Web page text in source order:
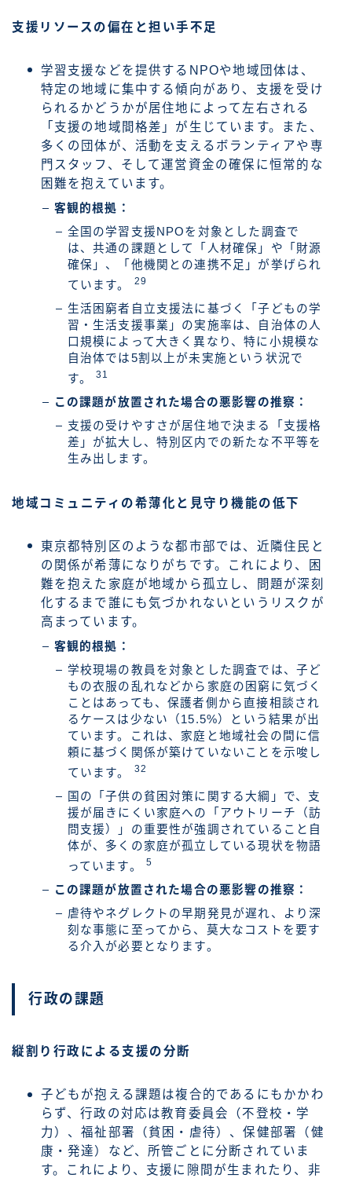
支援リソースの偏在と担い手不足
学習支援などを提供するNPOや地域団体は、
特定の地域に集中する傾向があり、支援を受け
られるかどうかが居住地によって左右される
「支援の地域間格差」が生じています。また、
多くの団体が、活動を支えるボランティアや専
門スタッフ、そして運営資金の確保に恒常的な
困難を抱えています。
客観的根拠：
全国の学習支援NPOを対象とした調査で
は、共通の課題として「人材確保」や「財源
確保」、「他機関との連携不足」が挙げられ
ています。 29
生活困窮者自立支援法に基づく「子どもの学
習・生活支援事業」の実施率は、自治体の人
口規模によって大きく異なり、特に小規模な
自治体では5割以上が未実施という状況で
す。31
この課題が放置された場合の悪影響の推察：
支援の受けやすさが居住地で決まる「支援格
差」が拡大し、特別区内での新たな不平等を
生み出します。
地域コミュニティの希薄化と見守り機能の低下
東京都特別区のような都市部では、近隣住民と
の関係が希薄になりがちです。これにより、困
難を抱えた家庭が地域から孤立し、問題が深刻
化するまで誰にも気づかれないというリスクが
高まっています。
客観的根拠：
学校現場の教員を対象とした調査では、子ど
もの衣服の乱れなどから家庭の困窮に気づく
ことはあっても、保護者側から直接相談され
るケースは少ない（15.5%）という結果が出
ています。これは、家庭と地域社会の間に信
頼に基づく関係が築けていないことを示唆し
ています。 32
国の「子供の貧困対策に関する大綱」で、支
援が届きにくい家庭への「アウトリーチ（訪
問支援）」の重要性が強調されていること自
体が、多くの家庭が孤立している現状を物語
っています。 5
この課題が放置された場合の悪影響の推察：
虐待やネグレクトの早期発見が遅れ、より深
刻な事態に至ってから、莫大なコストを要す
る介入が必要となります。
行政の課題
縦割り行政による支援の分断
子どもが抱える課題は複合的であるにもかかわ
らず、行政の対応は教育委員会（不登校・学
力）、福祉部署（貧困・虐待）、保健部署（健
康・発達）など、所管ごとに分断されていま
す。これにより、支援に隙間が生まれたり、非